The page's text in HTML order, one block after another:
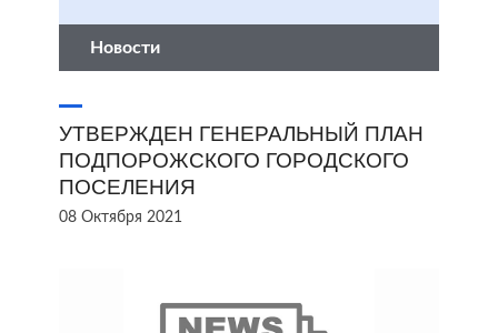
Новости
УТВЕРЖДЕН ГЕНЕРАЛЬНЫЙ ПЛАН
ПОДПОРОЖСКОГО ГОРОДСКОГО
ПОСЕЛЕНИЯ
08 Октября 2021